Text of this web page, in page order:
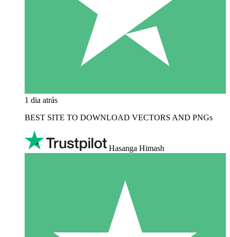
1 dia atrás
BEST SITE TO DOWNLOAD VECTORS AND PNGs
Hasanga Himash